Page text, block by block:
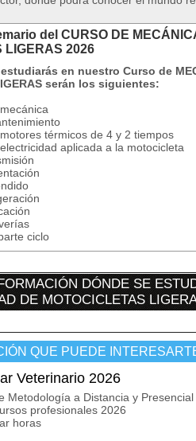
del CURSO DE
LIGERAS 2026
en nuestro Curso de
serán los siguientes:
térmicos de 4 y 2 tiempos
aplicada a la motocicleta
ciclo
DÓNDE SE
DE MOTOCICLETAS
QUE PUEDE
Veterinario 2026
Metodología a Distancia y Presencial
profesionales 2026
horas